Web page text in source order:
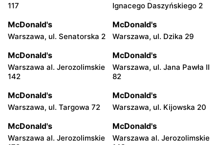
117
Ignacego Daszyńskiego 2
McDonald's
Warszawa, ul. Senatorska 2
McDonald's
Warszawa, ul. Dzika 29
McDonald's
Warszawa al. Jerozolimskie
142
McDonald's
Warszawa, ul. Jana Pawła II
82
McDonald's
Warszawa, ul. Targowa 72
McDonald's
Warszawa, ul. Kijowska 20
McDonald's
Warszawa al. Jerozolimskie
McDonald's
Warszawa al. Jerozolimskie